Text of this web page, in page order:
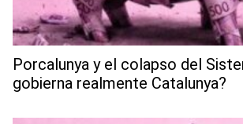
Porcalunya y el colapso del
gobierna realmente Catalunya?